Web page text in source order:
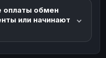
оплаты обмен
или начинают